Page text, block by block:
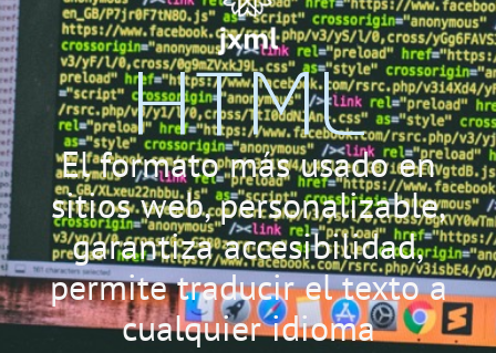
HTML
El formato más usado en
sitios web, personalizable,
garantiza accesibilidad,
permite traducir el texto a
cualquier idioma